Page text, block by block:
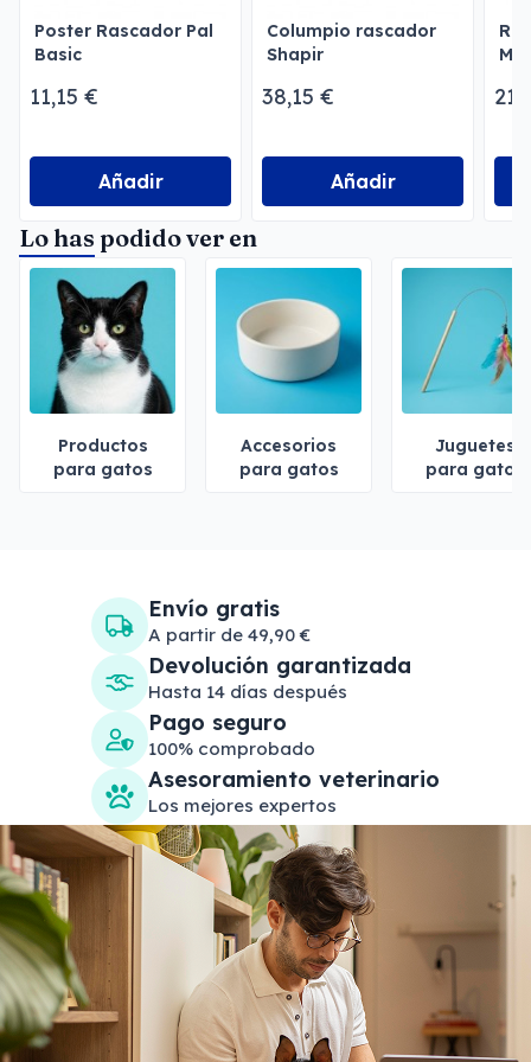
Poster Rascador Pal
Basic
11,15 €
Añadir
Columpio rascador
Shapir
38,15 €
Añadir
Lo has podido ver en
Productos
para gatos
Accesorios
para gatos
Juguetes
para gatos
Envío gratis
A partir de 49,90 €
Devolución garantizada
Hasta 14 días después
Pago seguro
100% comprobado
Asesoramiento veterinario
Los mejores expertos